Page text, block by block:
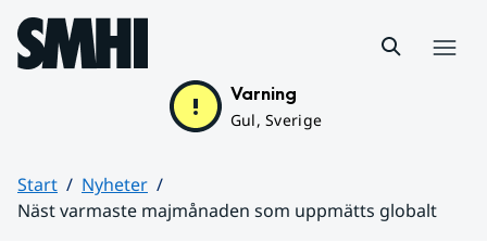
Hoppa till sidans innehåll
Varning
Gul, Sverige
Start
Nyheter
Näst varmaste majmånaden som uppmätts globalt